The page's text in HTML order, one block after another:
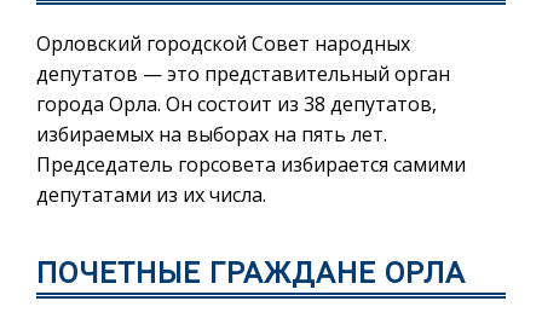
Орловский городской Совет народных
депутатов — это представительный орган
города Орла. Он состоит из 38 депутатов,
избираемых на выборах на пять лет.
Председатель горсовета избирается самими
депутатами из их числа.
ПОЧЕТНЫЕ ГРАЖДАНЕ ОРЛА